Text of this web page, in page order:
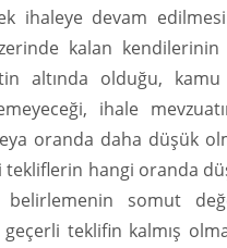
ihaleye devam
kalan
altında olduğu, kamu
ihale
oranda daha düşük
tekliflerin hangi oranda
belirlemenin somut
teklifin kalmış